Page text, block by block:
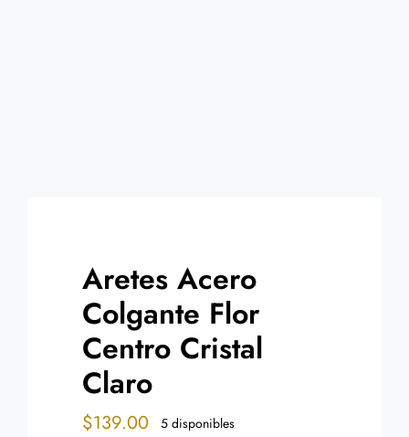
Aretes Acero
Colgante Flor
Centro Cristal
Claro
$139.00 5 disponibles